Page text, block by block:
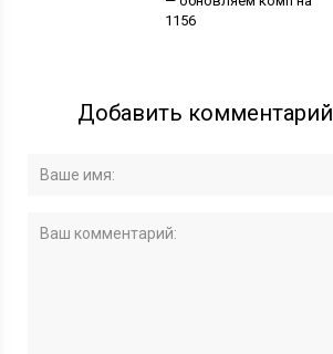
1156
Добавить комментарий